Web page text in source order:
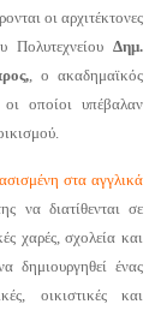
οι αρχιτέκτονες
ΠολυτεχνείουΔημ.
, ο ακαδημαϊκός
οποίοι υπέβαλαν
στα αγγλικά
να διατίθενται σε
χαρές, σχολεία και
ένας
οικιστικές και